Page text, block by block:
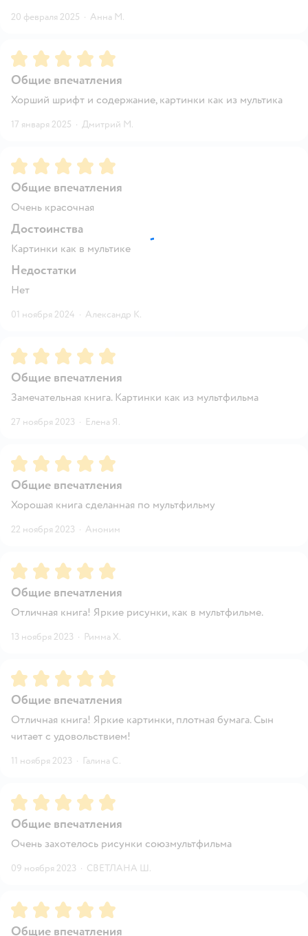
20 февраля 2025 · Анна М.
Рейтинг:5
Общие впечатления
Хорший шрифт и содержание, картинки как из мультика
17 января 2025 · Дмитрий М.
Рейтинг:5
Общие впечатления
Очень красочная
Достоинства
Картинки как в мультике
Недостатки
Нет
01 ноября 2024 · Александр К.
Рейтинг:5
Общие впечатления
Замечательная книга. Картинки как из мультфильма
27 ноября 2023 · Елена Я.
Рейтинг:5
Общие впечатления
Хорошая книга сделанная по мультфильму
22 ноября 2023 · Аноним
Рейтинг:5
Общие впечатления
Отличная книга! Яркие рисунки, как в мультфильме.
13 ноября 2023 · Римма Х.
Рейтинг:5
Общие впечатления
Отличная книга! Яркие картинки, плотная бумага. Сын
читает с удовольствием!
11 ноября 2023 · Галина С.
Рейтинг:5
Общие впечатления
Очень захотелось рисунки союзмультфильма
09 ноября 2023 · СВЕТЛАНА Ш.
Рейтинг:5
Общие впечатления